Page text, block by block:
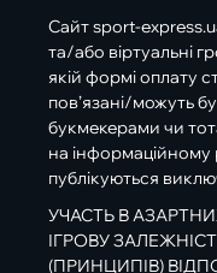
Сайт sport-
та/або віртуальні
якій формі оплату
пов’язані/можуть
букмекерами чи
на інформаційному
публікуються
УЧАСТЬ В
ІГРОВУ
(ПРИНЦИПІВ)